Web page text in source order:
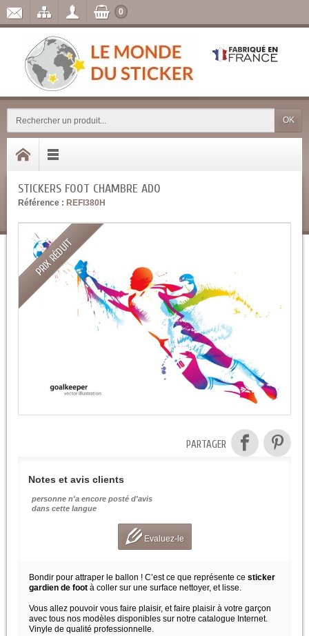
OK
0
STICKERS FOOT CHAMBRE ADO
Référence : REFI380H
PRIX RÉDUIT
PARTAGER
Notes et avis clients
personne n'a encore posté d'avis
dans cette langue
Evaluez-le
Bondir pour attraper le ballon ! C’est ce que représente ce sticker
gardien de foot à coller sur une surface nettoyer, et lisse.
Vous allez pouvoir vous faire plaisir, et faire plaisir à votre garçon
avec tous nos modèles disponibles sur notre catalogue Internet.
Vinyle de qualité professionnelle.